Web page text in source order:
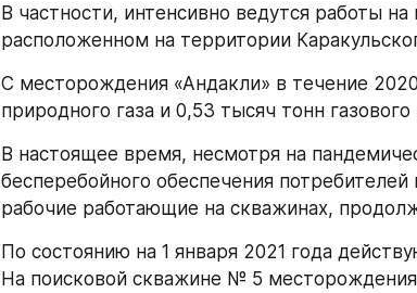
В частности, интенсивно ведутся работы
расположенном на территории
С месторождения «Андакли» в течение
природного газа и 0,53 тысяч тонн газового
В настоящее время, несмотря на
бесперебойного обеспечения
рабочие работающие на скважинах,
По состоянию на 1 января 2021 года
На поисковой скважине № 5